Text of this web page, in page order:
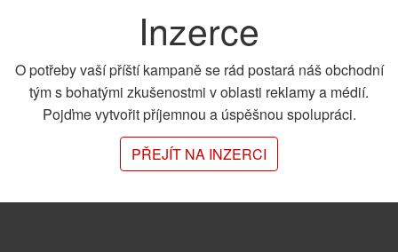
Inzerce
O potřeby vaší příští kampaně se rád postará náš obchodní
tým s bohatými zkušenostmi v oblasti reklamy a médií.
Pojďme vytvořit příjemnou a úspěšnou spolupráci.
PŘEJÍT NA INZERCI